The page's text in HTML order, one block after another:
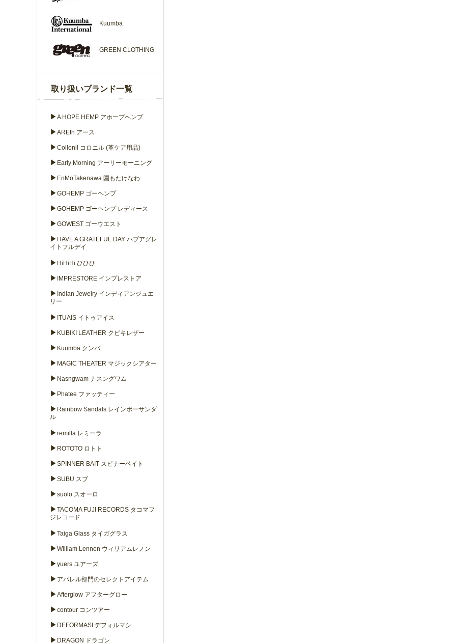
Kuumba
GREEN CLOTHING
取り扱いブランド一覧
▶ A HOPE HEMP アホープヘンプ
▶ AREth アース
▶ Collonil コロニル (革ケア用品)
▶ Early Morning アーリーモーニング
▶ EnMoTakenawa 園もたけなわ
▶ GOHEMP ゴーヘンプ
▶ GOHEMP ゴーヘンプ レディース
▶ GOWEST ゴーウエスト
▶ HAVE A GRATEFUL DAY ハブアグレ
イトフルデイ
▶ HiHiHi ひひひ
▶ IMPRESTORE インプレストア
▶ Indian Jewelry インディアンジュエ
リー
▶ ITUAIS イトゥアイス
▶ KUBIKI LEATHER クビキレザー
▶ Kuumba クンバ
▶ MAGIC THEATER マジックシアター
▶ Nasngwam ナスングワム
▶ Phatee ファッティー
▶ Rainbow Sandals レインボーサンダ
ル
▶ remilla レミーラ
▶ ROTOTO ロトト
▶ SPINNER BAIT スピナーベイト
▶ SUBU スブ
▶ suolo スオーロ
▶ TACOMA FUJI RECORDS タコマフ
ジレコード
▶ Taiga Glass タイガグラス
▶ William Lennon ウィリアムレノン
▶ yuers ユアーズ
▶ アパレル部門のセレクトアイテム
▶ Afterglow アフターグロー
▶ contour コンツアー
▶ DEFORMASI デフォルマシ
▶ DRAGON ドラゴン